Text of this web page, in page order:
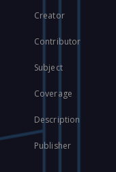
Creator
Contributor
Subject
Coverage
Description
Publisher